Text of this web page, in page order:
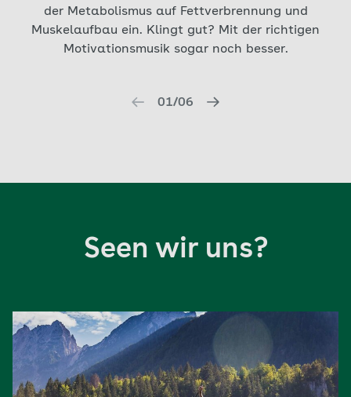
der Metabolismus auf Fettverbrennung und
Muskelaufbau ein. Klingt gut? Mit der richtigen
Motivationsmusik sogar noch besser.
01/06
Seen wir uns?